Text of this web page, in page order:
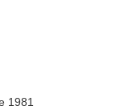
1981